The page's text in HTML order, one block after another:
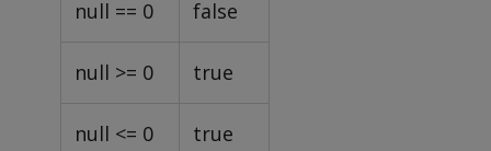
null == 0 false
null >= 0 true
null <= 0 true